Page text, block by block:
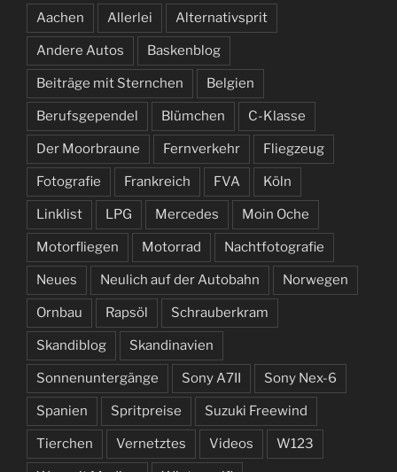
Aachen Allerlei Alternativsprit
Andere Autos Baskenblog
Beiträge mit Sternchen Belgien
Berufsgependel Blümchen C-Klasse
Der Moorbraune Fernverkehr Fliegzeug
Fotografie Frankreich FVA Köln
Linklist LPG Mercedes Moin Oche
Motorfliegen Motorrad Nachtfotografie
Neues Neulich auf der Autobahn Norwegen
Ornbau Rapsöl Schrauberkram
Skandiblog Skandinavien
Sonnenuntergänge Sony A7II Sony Nex-6
Spanien Spritpreise Suzuki Freewind
Tierchen Vernetztes Videos W123